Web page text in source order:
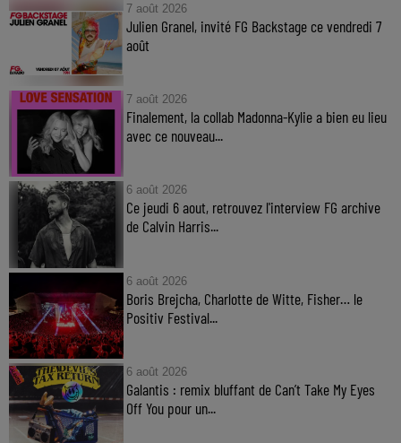
7 août 2026
Julien Granel, invité FG Backstage ce vendredi 7
août
7 août 2026
Finalement, la collab Madonna-Kylie a bien eu lieu
avec ce nouveau...
6 août 2026
Ce jeudi 6 aout, retrouvez l'interview FG archive
de Calvin Harris...
6 août 2026
Boris Brejcha, Charlotte de Witte, Fisher… le
Positiv Festival...
6 août 2026
Galantis : remix bluffant de Can’t Take My Eyes
Off You pour un...